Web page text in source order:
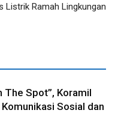
Listrik Ramah Lingkungan
The Spot”, Koramil
Sosial dan